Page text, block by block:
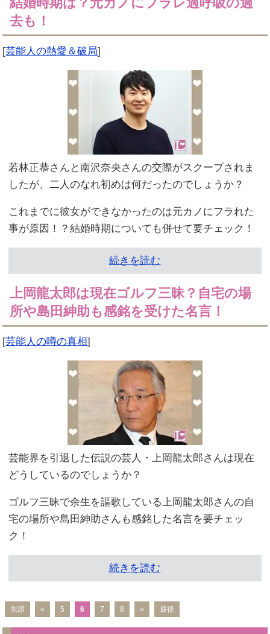
去も！
[芸能人の熱愛＆破局]
若林正恭さんと南沢奈央さんの交際がスクープされま
したが、二人のなれ初めは何だったのでしょうか？
これまでに彼女ができなかったのは元カノにフラれた
事が原因！？結婚時期についても併せて要チェック！
続きを読む
上岡龍太郎は現在ゴルフ三昧？自宅の場
所や島田紳助も感銘を受けた名言！
[芸能人の噂の真相]
芸能界を引退した伝説の芸人・上岡龍太郎さんは現在
どうしているのでしょうか？
ゴルフ三昧で余生を謳歌している上岡龍太郎さんの自
宅の場所や島田紳助さんも感銘した名言を要チェッ
ク！
続きを読む
先頭 « 5 6 7 8 » 最後